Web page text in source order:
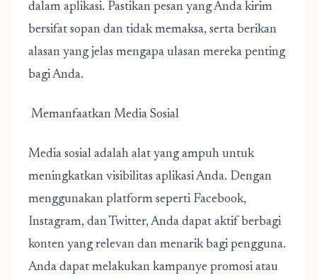
dalam aplikasi. Pastikan pesan yang Anda kirim
bersifat sopan dan tidak memaksa, serta berikan
alasan yang jelas mengapa ulasan mereka penting
bagi Anda.
Memanfaatkan Media Sosial
Media sosial adalah alat yang ampuh untuk
meningkatkan visibilitas aplikasi Anda. Dengan
menggunakan platform seperti Facebook,
Instagram, dan Twitter, Anda dapat aktif berbagi
konten yang relevan dan menarik bagi pengguna.
Anda dapat melakukan kampanye promosi atau